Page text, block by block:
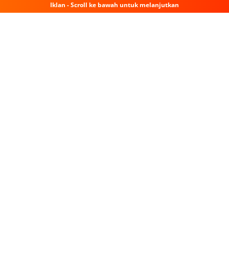
Iklan - Scroll ke bawah untuk melanjutkan